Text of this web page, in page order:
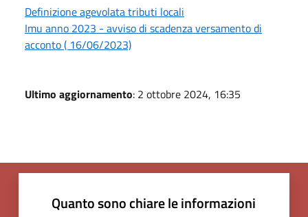
Definizione agevolata tributi locali
Imu anno 2023 - avviso di scadenza versamento di
acconto ( 16/06/2023)
Ultimo aggiornamento: 2 ottobre 2024, 16:35
Quanto sono chiare le informazioni